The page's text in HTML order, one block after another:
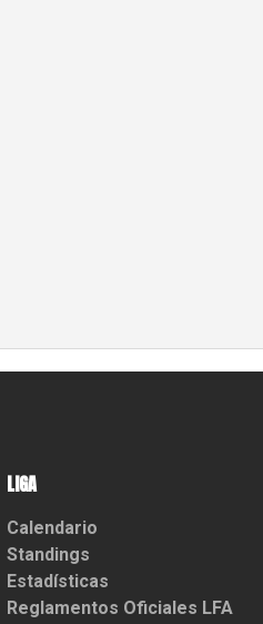
LIGA
Calendario
Standings
Estadísticas
Reglamentos Oficiales LFA